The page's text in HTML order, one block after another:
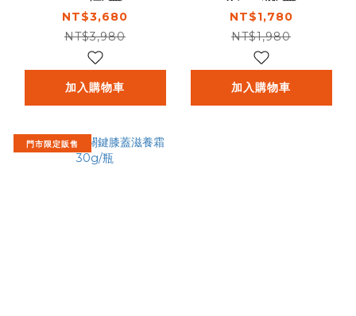
NT$3,680
NT$3,980
加入購物車
NT$1,780
NT$1,980
加入購物車
門市限定販售